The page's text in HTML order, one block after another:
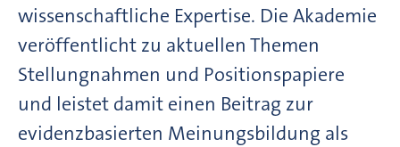
wissenschaftliche Expertise. Die Akademie
veröffentlicht zu aktuellen Themen
Stellungnahmen und Positionspapiere
und leistet damit einen Beitrag zur
evidenzbasierten Meinungsbildung als